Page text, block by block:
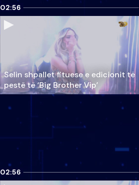
02:56
Selin shpallet fituese e edicionit të
pestë të ‘Big Brother Vip’
02:56